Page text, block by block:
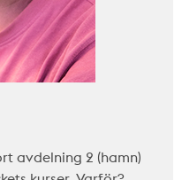
avdelning 2 (hamn)